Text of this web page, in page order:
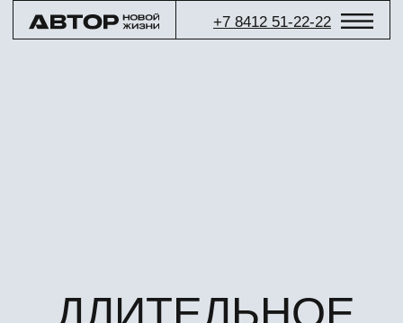
+7 8412 51-22-22
до 31 августа 2026 г.